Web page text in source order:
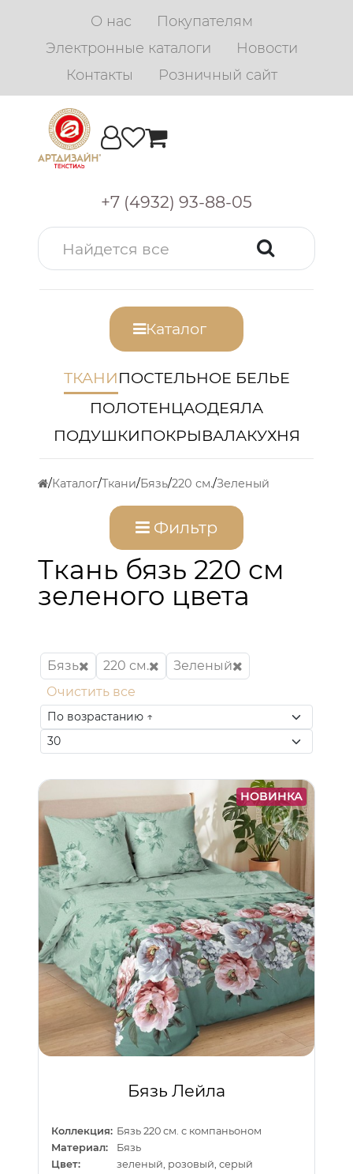
О нас
Покупателям
Электронные каталоги
Новости
Контакты
Розничный сайт
+7 (4932) 93-88-05
Каталог
ТКАНИПОСТЕЛЬНОЕ БЕЛЬЕ
ПОЛОТЕНЦАОДЕЯЛА
ПОДУШКИПОКРЫВАЛАКУХНЯ
Каталог Ткани Бязь 220 см. Зеленый
Фильтр
Ткань бязь 220 см
зеленого цвета
Бязь 220 см.
Зеленый
Очистить все
НОВИНКА
Бязь Лейла
Коллекция: Бязь 220 см. с компаньоном
Материал:
Бязь
Цвет:
зеленый, розовый, серый